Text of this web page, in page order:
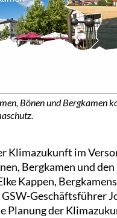
Bönen und Bergkamen
Klimazukunft im
Bergkamen und
Kappen,
Geschäftsführer
Planung der